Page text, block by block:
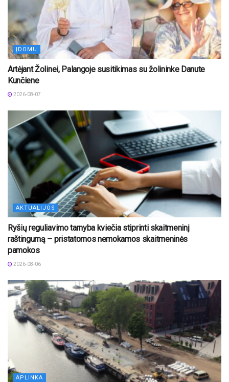
ĮDOMU
Artėjant Žolinei, Palangoje susitikimas su žolininke Danute
Kunčiene
2026-08-07
AKTUALIJOS
Ryšių reguliavimo tarnyba kviečia stiprinti skaitmeninį
raštingumą – pristatomos nemokamos skaitmeninės
pamokos
2026-08-06
APLINKA